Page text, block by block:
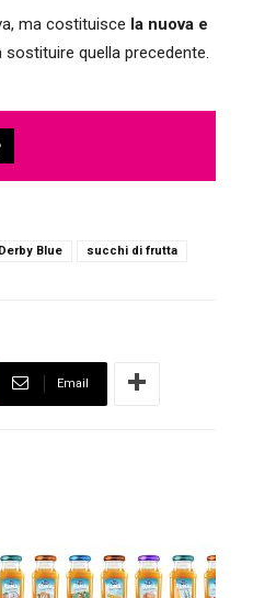
ma costituisce la nuova e
sostituire quella precedente.
Blue succhi di frutta
Email